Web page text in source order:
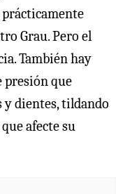
prácticamente
Grau. Pero el
También hay
presión que
y dientes, tildando
afecte su